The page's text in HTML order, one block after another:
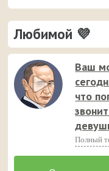
розыгрыша из
марта? 😘 Это самые
даме точно
поданные с юмором
Любимой 💜
Ваш
что
Полный